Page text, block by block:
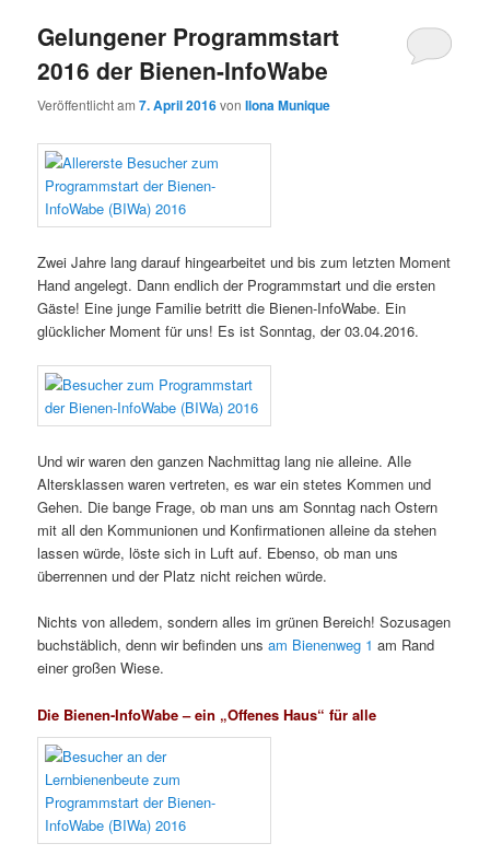
Gelungener Programmstart
2016 der Bienen-InfoWabe
Veröffentlicht am7. April 2016vonIlona Munique
Zwei Jahre lang darauf hingearbeitet und bis zum letzten Moment
Hand angelegt. Dann endlich der Programmstart und die ersten
Gäste! Eine junge Familie betritt die Bienen-InfoWabe. Ein
glücklicher Moment für uns! Es ist Sonntag, der 03.04.2016.
Und wir waren den ganzen Nachmittag lang nie alleine. Alle
Altersklassen waren vertreten, es war ein stetes Kommen und
Gehen. Die bange Frage, ob man uns am Sonntag nach Ostern
mit all den Kommunionen und Konfirmationen alleine da stehen
lassen würde, löste sich in Luft auf. Ebenso, ob man uns
überrennen und der Platz nicht reichen würde.
Nichts von alledem, sondern alles im grünen Bereich! Sozusagen
buchstäblich, denn wir befinden unsam Bienenweg 1 am Rand
einer großen Wiese.
Die Bienen-InfoWabe – ein „Offenes Haus“ für alle